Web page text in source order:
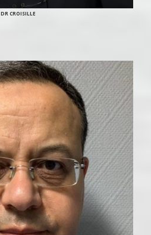
DR CROISILLE